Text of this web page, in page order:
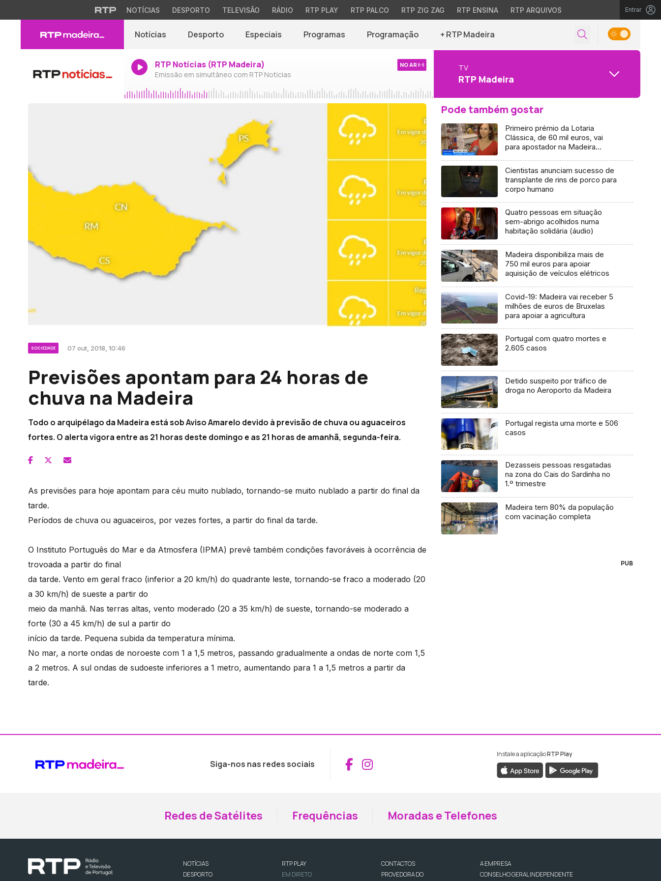
NOTÍCIAS DESPORTO TELEVISÃO RÁDIO RTP PLAY RTP PALCO RTP ZIG ZAG RTP ENSINA RTP ARQUIVOS Entrar
Notícias Desporto Especiais Programas Programação + RTP Madeira
RTP Notícias (RTP Madeira)
Emissão em simultâneo com RTP Notícias
NO AR TV
RTP Madeira
SOCIEDADE 07 out, 2018, 10:46
Previsões apontam para 24 horas de
chuva na Madeira
Todo o arquipélago da Madeira está sob Aviso Amarelo devido à previsão de chuva ou aguaceiros
fortes. O alerta vigora entre as 21 horas deste domingo e as 21 horas de amanhã, segunda-feira.
As previsões para hoje apontam para céu muito nublado, tornando-se muito nublado a partir do final da
tarde.
Períodos de chuva ou aguaceiros, por vezes fortes, a partir do final da tarde.
O Instituto Português do Mar e da Atmosfera (IPMA) prevê também condições favoráveis à ocorrência de
trovoada a partir do final
da tarde. Vento em geral fraco (inferior a 20 km/h) do quadrante leste, tornando-se fraco a moderado (20
a 30 km/h) de sueste a partir do
meio da manhã. Nas terras altas, vento moderado (20 a 35 km/h) de sueste, tornando-se moderado a
forte (30 a 45 km/h) de sul a partir do
início da tarde. Pequena subida da temperatura mínima.
No mar, a norte ondas de noroeste com 1 a 1,5 metros, passando gradualmente a ondas de norte com 1,5
a 2 metros. A sul ondas de sudoeste inferiores a 1 metro, aumentando para 1 a 1,5 metros a partir da
tarde.
Pode também gostar
Primeiro prémio da Lotaria
Clássica, de 60 mil euros, vai
para apostador na Madeira
Cientistas anunciam sucesso de
transplante de rins de porco para
corpo humano
Quatro pessoas em situação
sem-abrigo acolhidos numa
habitação solidária (áudio)
Madeira disponibiliza mais de
750 mil euros para apoiar
aquisição de veículos elétricos
Covid-19: Madeira vai receber 5
milhões de euros de Bruxelas
para apoiar a agricultura
Portugal com quatro mortes e
2.605 casos
Detido suspeito por tráfico de
droga no Aeroporto da Madeira
Portugal regista uma morte e 506
casos
Dezasseis pessoas resgatadas
na zona do Cais do Sardinha no
1.º trimestre
Madeira tem 80% da população
com vacinação completa
PUB
Siga-nos nas redes sociais Aceder ao Facebook da RTP Madeira
Aceder ao Instagram da RTP Madeira
Instale a aplicaçãoRTP Play
Redes de Satélites Frequências Moradas e Telefones
NOTÍCIAS
DESPORTO
RTP PLAY
EM DIRETO
CONTACTOS
PROVEDORA DO
A EMPRESA
CONSELHO GERAL INDEPENDENTE